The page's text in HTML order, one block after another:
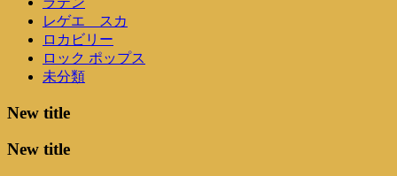
レゲエ スカ
ロカビリー
ロック ポップス
未分類
New title
New title